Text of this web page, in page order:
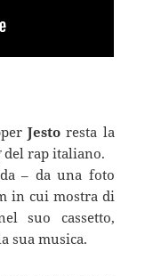
Jesto resta la
del rap italiano.
– da una foto
in cui mostra di
suo cassetto,
sua musica.